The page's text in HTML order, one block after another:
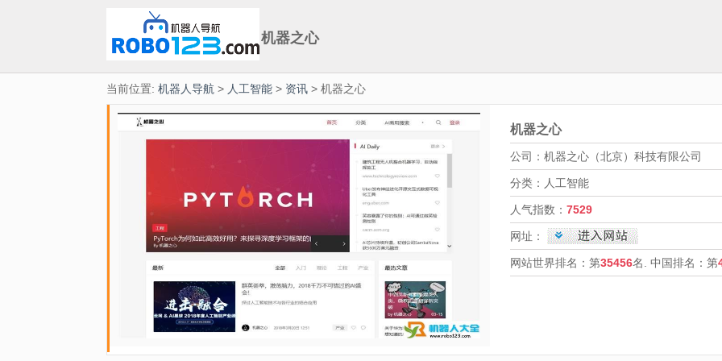
机器之心
当前位置: 机器人导航 > 人工智能 > 资讯 > 机器之心
机器之心
公司：机器之心（北京）科技有限公司
分类：人工智能
人气指数： 7529
网址：
网站世界排名：第35456名. 中国排名：第